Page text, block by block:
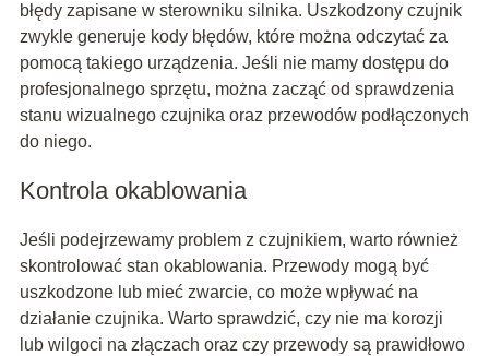
błędy zapisane w sterowniku silnika. Uszkodzony czujnik
zwykle generuje kody błędów, które można odczytać za
pomocą takiego urządzenia. Jeśli nie mamy dostępu do
profesjonalnego sprzętu, można zacząć od sprawdzenia
stanu wizualnego czujnika oraz przewodów podłączonych
do niego.
Kontrola okablowania
Jeśli podejrzewamy problem z czujnikiem, warto również
skontrolować stan okablowania. Przewody mogą być
uszkodzone lub mieć zwarcie, co może wpływać na
działanie czujnika. Warto sprawdzić, czy nie ma korozji
lub wilgoci na złączach oraz czy przewody są prawidłowo